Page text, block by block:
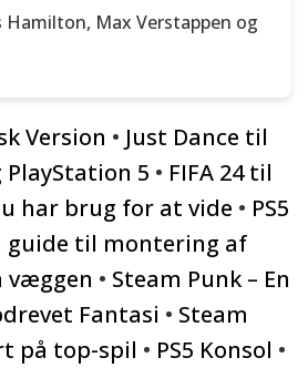
Hamilton, Max Verstappen og
Version • Just Dance til
PlayStation 5 • FIFA 24 til
har brug for at vide • PS5
guide til montering af
væggen • Steam Punk – En
Fantasi • Steam
på top-spil • PS5 Konsol •